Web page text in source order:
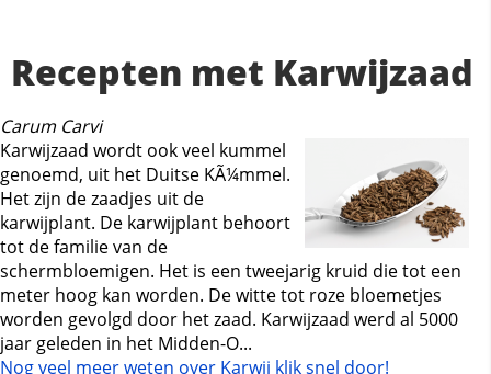
Recepten met Karwijzaad
Carum Carvi
Karwijzaad wordt ook veel kummel
genoemd, uit het Duitse KÃ¼mmel.
Het zijn de zaadjes uit de
karwijplant. De karwijplant behoort
tot de familie van de
schermbloemigen. Het is een tweejarig kruid die tot een
meter hoog kan worden. De witte tot roze bloemetjes
worden gevolgd door het zaad. Karwijzaad werd al 5000
jaar geleden in het Midden-O...
Nog veel meer weten over Karwij klik snel door!